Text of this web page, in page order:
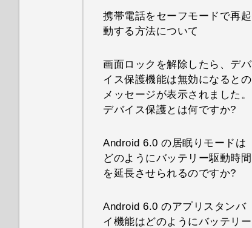
携帯電話をセーフモードで再起
動する方法について
画面ロックを解除したら、デバ
イス保護機能は無効になるとの
メッセージが表示されました。
デバイス保護とは何ですか?
Android 6.0 の居眠りモードは
どのようにバッテリー駆動時間
を延長させられるのですか?
Android 6.0 のアプリスタンバ
イ機能はどのようにバッテリー